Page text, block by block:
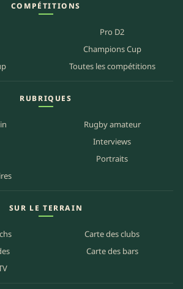
COMPÉTITIONS
Pro D2
Champions Cup
Toutes les compétitions
RUBRIQUES
Rugby amateur
Interviews
Portraits
SUR LE TERRAIN
Carte des clubs
Carte des bars